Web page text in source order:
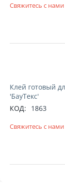
Свяжитесь с
Клей готовый
'БауТекс'
КОД:
1863
Свяжитесь с